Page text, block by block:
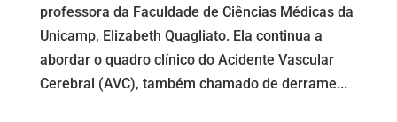
professora da Faculdade de Ciências Médicas da
Unicamp, Elizabeth Quagliato. Ela continua a
abordar o quadro clínico do Acidente Vascular
Cerebral (AVC), também chamado de derrame...